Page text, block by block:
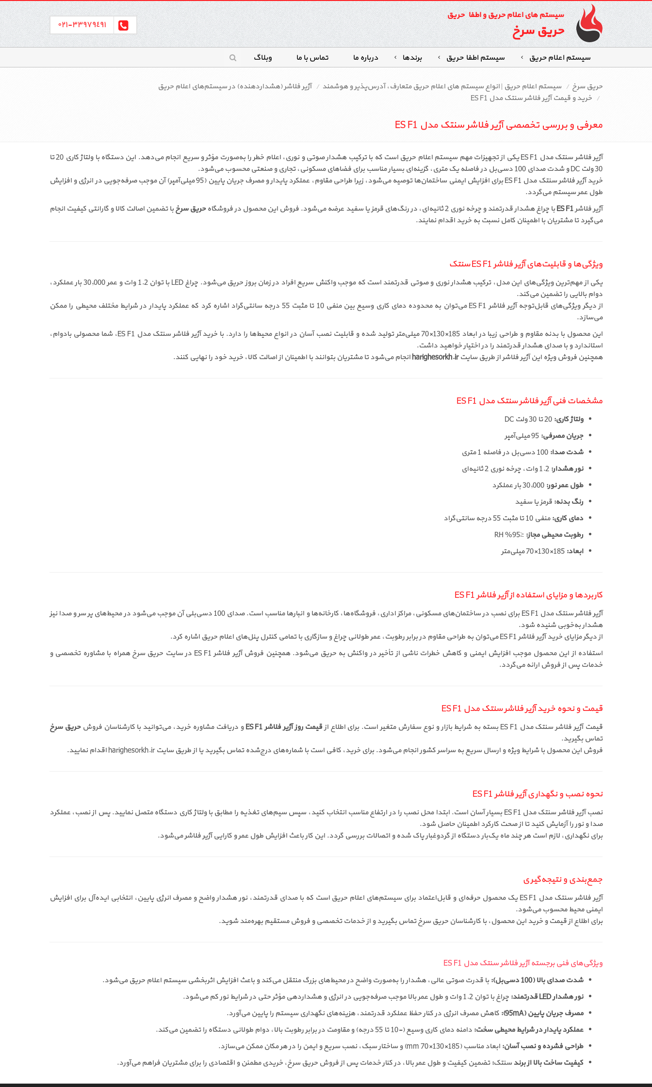
سیستم های اعلام حریق و اطفاء حریق
حریق سرخ ٣٣٩٧٩٤٩١-٠٢١
سیستم اعلام حریق سیستم اطفاءحریق برندها درباره ما تماس با ما وبلاگ
حریق سرخ سیستم اعلام حریق | انواع سیستم‌ های اعلام حریق متعارف، آدرس‌پذیر و هوشمند
آژیر فلاشر (هشداردهنده) در سیستم‌های اعلام حریق
خرید و قیمت آژیر فلاشر سنتک مدل ES F1
معرفی و بررسی تخصصی آژیر فلاشر سنتک مدل ES F1
آژیر فلاشر سنتک مدل ES F1 یکی از تجهیزات مهم سیستم اعلام حریق است که با ترکیب هشدار صوتی و نوری، اعلام خطر را به‌صورت مؤثر و سریع انجام می‌دهد. این دستگاه با ولتاژ کاری 20 تا
30 ولت DC و شدت صدای 100 دسی‌بل در فاصله یک متری، گزینه‌ای بسیار مناسب برای فضاهای مسکونی، تجاری و صنعتی محسوب می‌شود.
خرید آژیر فلاشر سنتک مدل ES F1 برای افزایش ایمنی ساختمان‌ها توصیه می‌شود، زیرا طراحی مقاوم، عملکرد پایدار و مصرف جریان پایین (95 میلی‌آمپر) آن موجب صرفه‌جویی در انرژی و افزایش
طول عمر سیستم می‌گردد.
آژیر فلاشرES F1با چراغ هشدار قدرتمند و چرخه نوری 2 ثانیه‌ای، در رنگ‌های قرمز یا سفید عرضه می‌شود. فروش این محصول در فروشگاه حریق سرخبا تضمین اصالت کالا و گارانتی کیفیت انجام
می‌گیرد تا مشتریان با اطمینان کامل نسبت به خرید اقدام نمایند.
ویژگی‌ها و قابلیت‌های آژیر فلاشر ES F1 سنتک
یکی از مهم‌ترین ویژگی‌های این مدل، ترکیب هشدار نوری و صوتی قدرتمند است که موجب واکنش سریع افراد در زمان بروز حریق می‌شود. چراغ LED با توان 1.2 وات و عمر 30,000 بار عملکرد،
دوام بالایی را تضمین می‌کند.
از دیگر ویژگی‌های قابل‌توجه آژیر فلاشر ES F1 می‌توان به محدوده دمای کاری وسیع بین منفی 10 تا مثبت 55 درجه سانتی‌گراد اشاره کرد که عملکرد پایدار در شرایط مختلف محیطی را ممکن
می‌سازد.
این محصول با بدنه مقاوم و طراحی زیبا در ابعاد 185×130×70 میلی‌متر تولید شده و قابلیت نصب آسان در انواع محیط‌ها را دارد. با خرید آژیر فلاشر سنتک مدل ES F1، شما محصولی بادوام،
استاندارد و با صدای هشدار قدرتمند را در اختیار خواهید داشت.
همچنین فروش ویژه این آژیر فلاشر از طریق سایتharighesorkh.irانجام می‌شود تا مشتریان بتوانند با اطمینان از اصالت کالا، خرید خود را نهایی کنند.
مشخصات فنی آژیر فلاشر سنتک مدل ES F1
ولتاژ کاری:
جریان مصرفی:
شدت صدا:
نور هشدار:
طول عمر نور:
رنگ بدنه: قرمز یا سفید
دمای کاری:منفی 10 تا مثبت 55 درجه سانتی‌گراد
رطوبت محیطی مجاز: ≤95% RH
ابعاد:
کاربردها و مزایای استفاده از آژیر فلاشر ES F1
آژیر فلاشر سنتک مدل ES F1 برای نصب در ساختمان‌های مسکونی، مراکز اداری، فروشگاه‌ها، کارخانه‌ها و انبارها مناسب است. صدای 100 دسی‌بلی آن موجب می‌شود در محیط‌های پر سر و صدا نیز
هشدار به‌خوبی شنیده شود.
از دیگر مزایای خرید آژیر فلاشر ES F1 می‌توان به طراحی مقاوم در برابر رطوبت، عمر طولانی چراغ و سازگاری با تمامی کنترل پنل‌های اعلام حریق اشاره کرد.
استفاده از این محصول موجب افزایش ایمنی و کاهش خطرات ناشی از تأخیر در واکنش به حریق می‌شود. همچنین فروش آژیر فلاشر ES F1 در سایت حریق سرخ همراه با مشاوره تخصصی و
خدمات پس از فروش ارائه می‌گردد.
قیمت و نحوه خرید آژیر فلاشر سنتک مدل ES F1
قیمت آژیر فلاشر سنتک مدل ES F1 بسته به شرایط بازار و نوع سفارش متغیر است. برای اطلاع از قیمت روز آژیر فلاشر ES F1 و دریافت مشاوره خرید، می‌توانید با کارشناسان فروشحریق سرخ
تماس بگیرید.
فروش این محصول با شرایط ویژه و ارسال سریع به سراسر کشور انجام می‌شود. برای خرید، کافی است با شماره‌های درج‌شده تماس بگیرید یا از طریق سایت harighesorkh.ir اقدام نمایید.
نحوه نصب و نگهداری آژیر فلاشر ES F1
نصب آژیر فلاشر سنتک مدل ES F1 بسیار آسان است. ابتدا محل نصب را در ارتفاع مناسب انتخاب کنید، سپس سیم‌های تغذیه را مطابق با ولتاژ کاری دستگاه متصل نمایید. پس از نصب، عملکرد
صدا و نور را آزمایش کنید تا از صحت کارکرد اطمینان حاصل شود.
برای نگهداری، لازم است هر چند ماه یک‌بار دستگاه از گردوغبار پاک شده و اتصالات بررسی گردد. این کار باعث افزایش طول عمر و کارایی آژیر فلاشر می‌شود.
جمع‌بندی و نتیجه‌گیری
آژیر فلاشر سنتک مدل ES F1 یک محصول حرفه‌ای و قابل‌اعتماد برای سیستم‌های اعلام حریق است که با صدای قدرتمند، نور هشدار واضح و مصرف انرژی پایین، انتخابی ایده‌آل برای افزایش
ایمنی محیط محسوب می‌شود.
برای اطلاع از قیمت و خرید این محصول، با کارشناسان حریق سرخ تماس بگیرید و از خدمات تخصصی و فروش مستقیم بهره‌مند شوید.
ویژگی‌های فنی برجسته آژیر فلاشر سنتک مدل ES F1
شدت صدای بالا (100 دسی‌بل):
با قدرت صوتی عالی، هشدار را به‌صورت واضح در محیط‌های بزرگ منتقل می‌کند و باعث افزایش اثربخشی سیستم اعلام حریق می‌شود.
نور هشدار LED قدرتمند:
چراغ با توان 1.2 وات و طول عمر بالا موجب صرفه‌جویی در انرژی و هشداردهی مؤثر حتی در شرایط نور کم می‌شود.
مصرف جریان پایین (95mA):
کاهش مصرف انرژی در کنار حفظ عملکرد قدرتمند، هزینه‌های نگهداری سیستم را پایین می‌آورد.
عملکرد پایدار در شرایط محیطی سخت: دامنه دمای کاری وسیع (-10 تا 55 درجه) و مقاومت در برابر رطوبت بالا، دوام طولانی دستگاه را تضمین می‌کند.
طراحی فشرده و نصب آسان: ابعاد مناسب (185×130×70 mm) و ساختار سبک، نصب سریع و ایمن را در هر مکان ممکن می‌سازد.
کیفیت ساخت بالا از برند سنتک:تضمین کیفیت و طول عمر بالا، در کنار خدمات پس از فروش حریق سرخ، خریدی مطمئن و اقتصادی را برای مشتریان فراهم می‌آورد.